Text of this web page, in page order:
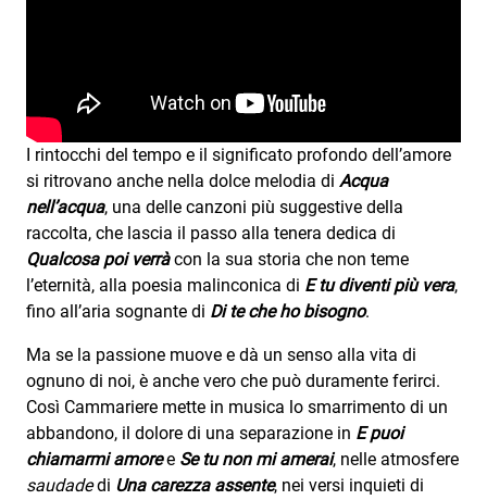
I rintocchi del tempo e il significato profondo dell’amore
si ritrovano anche nella dolce melodia di Acqua
nell’acqua, una delle canzoni più suggestive della
raccolta, che lascia il passo alla tenera dedica di
Qualcosa poi verràcon la sua storia che non teme
l’eternità, alla poesia malinconica di E tu diventi più vera,
fino all’aria sognante di Di te che ho bisogno.
Ma se la passione muove e dà un senso alla vita di
ognuno di noi, è anche vero che può duramente ferirci.
Così Cammariere mette in musica lo smarrimento di un
abbandono, il dolore di una separazione in E puoi
chiamarmi amoree Se tu non mi amerai, nelle atmosfere
saudadedi Una carezza assente, nei versi inquieti di